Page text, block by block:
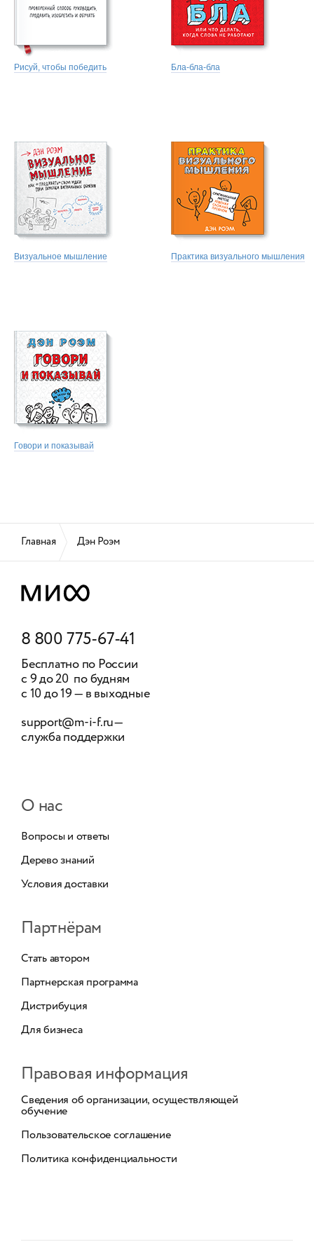
Рисуй, чтобы победить Бла-бла-бла
Визуальное мышление Практика визуального мышления
Говори и показывай
Главная Дэн Роэм
8 800 775-67-41
Бесплатно по России
с 9 до 20 по будням
с 10 до 19 — в выходные
support@m-i-f.ru—
служба поддержки
О нас
Вопросы и ответы
Дерево знаний
Условия доставки
Партнёрам
Стать автором
Партнерская программа
Дистрибуция
Для бизнеса
Правовая информация
Сведения об организации, осуществляющей
обучение
Пользовательское соглашение
Политика конфиденциальности